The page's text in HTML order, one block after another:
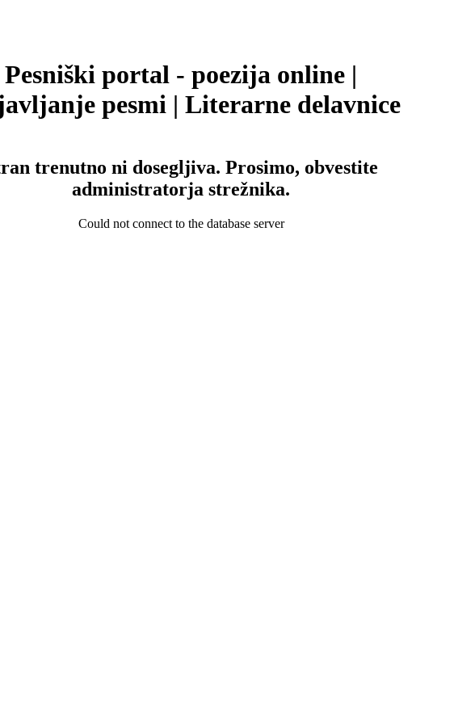
Pesniški portal - poezija online |
pesmi | Literarne delavnice
trenutno ni dosegljiva. Prosimo, obvestite
administratorja strežnika.
Could not connect to the database server